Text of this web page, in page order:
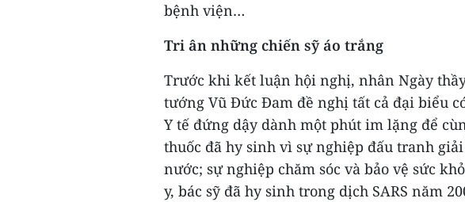
bệnh viện…
Tri ân những chiến sỹ áo trắng
Trước khi kết luận hội nghị, nhân Ngày
tướng Vũ Đức Đam đề nghị tất cả đại biểu
Y tế đứng dậy dành một phút im lặng để
thuốc đã hy sinh vì sự nghiệp đấu tranh
nước; sự nghiệp chăm sóc và bảo vệ sức
y, bác sỹ đã hy sinh trong dịch SARS năm